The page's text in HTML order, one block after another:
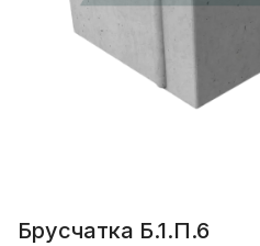
Брусчатка Б.1.П.6